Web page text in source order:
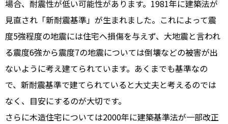
場合、耐震性が低い可能性があります。1981年に建築法が
見直され「新耐震基準」が生まれました。これによって震
度5強程度の地震には住宅へ損傷を与えず、大地震と言われ
る震度6強から震度7の地震については倒壊などの被害が出
ないように考え建てられています。あくまでも基準なの
で、新耐震基準で建てられていると大丈夫と考えるのでは
なく、目安にするのが大切です。
さらに木造住宅については2000年に建築基準法が一部改正